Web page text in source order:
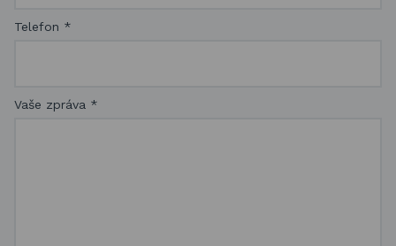
Telefon *
Vaše zpráva *